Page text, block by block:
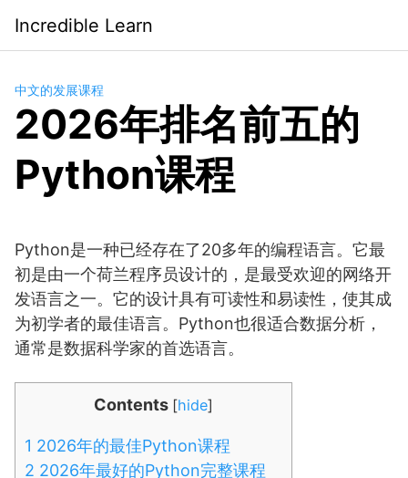
contenido
Incredible Learn
中文的发展课程
2026年排名前五的
Python课程
Python是一种已经存在了20多年的编程语言。它最
初是由一个荷兰程序员设计的，是最受欢迎的网络开
发语言之一。它的设计具有可读性和易读性，使其成
为初学者的最佳语言。Python也很适合数据分析，
通常是数据科学家的首选语言。
Contents [hide]
1 2026年的最佳Python课程
2 2026年最好的Python完整课程